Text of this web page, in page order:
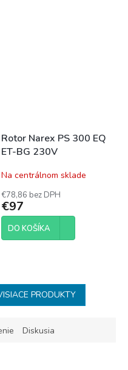
Rotor Narex PS 300 EQ
ET-BG 230V
Na centrálnom sklade
€78,86 bez DPH
€97
DO KOŠÍKA
PRODUKTY
Diskusia